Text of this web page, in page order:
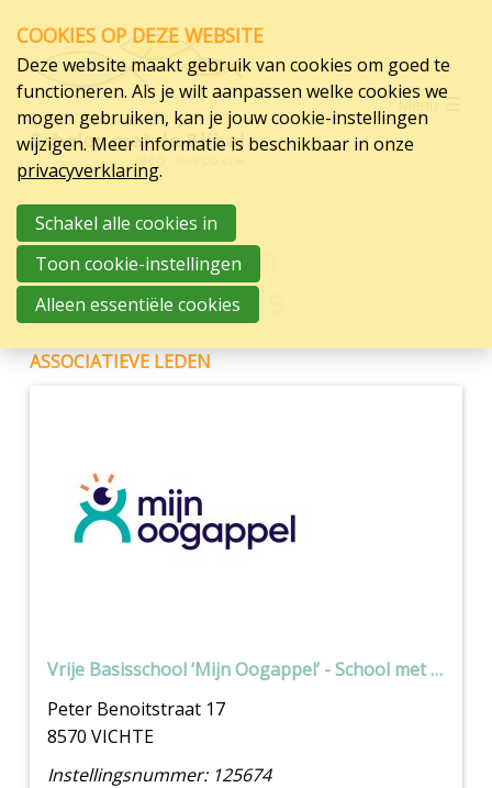
links
Jump
to
navigation
Jump
main
content
Menu
Buitengewoon
basisonderwijs
ASSOCIATIEVE LEDEN
Vrije Basisschool ‘Mijn Oogappel’ - School met Bijbel voor buitengewoon onderwijs
Vrije Basisschool ‘Mijn Oogappel’ - School met
Peter Benoitstraat 17
8570 VICHTE
Instellingsnummer: 125674
Scholen
Onze scholen
Nieuwe basisscholen
Buitengewoon basisonderwijs
Organisatie
Over ons
Steun
COOKIES OP DEZE WEBSITE
Deze website maakt gebruik van cookies om goed te
functioneren. Als je wilt aanpassen welke cookies we
mogen gebruiken, kan je jouw cookie-instellingen
wijzigen. Meer informatie is beschikbaar in onze
privacyverklaring.
Schakel alle cookies in
Toon cookie-instellingen
Alleen essentiële cookies